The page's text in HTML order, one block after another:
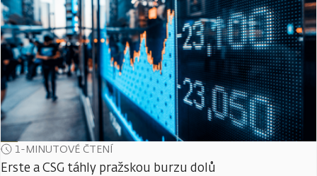
1-MINUTOVÉ ČTENÍ
Erste a CSG táhly pražskou burzu dolů